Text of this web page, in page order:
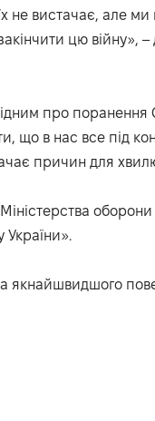
вистачає, але ми
цю війну»,
про поранення
що в нас все під
причин для
якнайшвидшого